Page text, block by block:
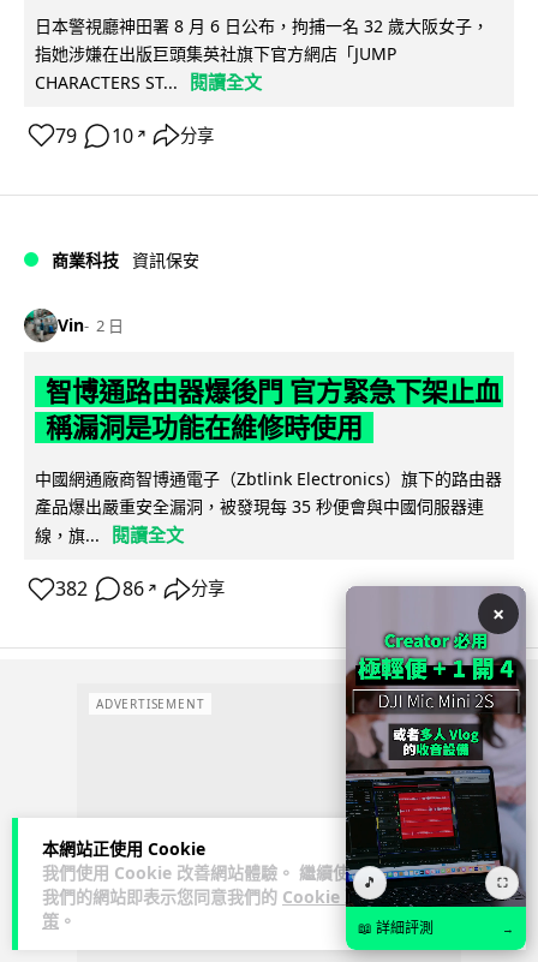
本網站正使用 Cookie
我們使用 Cookie 改善網站體驗。 繼續使用
我們的網站即表示您同意我們的 Cookie 政
策 。
日本警視廳神田署 8 月 6 日公布，拘捕一名 32 歲大阪女子，
指她涉嫌在出版巨頭集英社旗下官方網店「JUMP
CHARACTERS ST...
閱讀全文
79 10 ↗ 分享
商業科技 資訊保安
Vin 2 日
智博通路由器爆後門 官方緊急下架止血
稱漏洞是功能在維修時使用
中國網通廠商智博通電子（Zbtlink Electronics）旗下的路由器
產品爆出嚴重安全漏洞，被發現每 35 秒便會與中國伺服器連
線，旗...
閱讀全文
382 86 ↗ 分享
ADVERTISEMENT
×
🎵 ⛶
📖 詳細評測 →